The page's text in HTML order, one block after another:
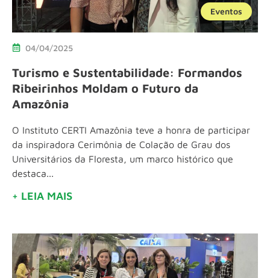
Eventos
04/04/2025
Turismo e Sustentabilidade: Formandos
Ribeirinhos Moldam o Futuro da
Amazônia
O Instituto CERTI Amazônia teve a honra de participar
da inspiradora Cerimônia de Colação de Grau dos
Universitários da Floresta, um marco histórico que
destaca...
+ LEIA MAIS